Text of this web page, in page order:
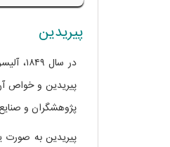
پیریدین
در
پیریدین و خواص
پژوهشگران و
پیریدین به صورت